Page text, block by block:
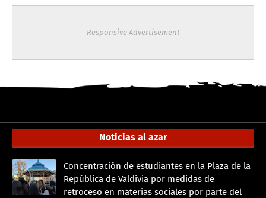
Responsive Advertisement
Noticias al azar
Concentración de estudiantes en la Plaza de la
República de Valdivia por medidas de
retroceso en materias sociales por parte del